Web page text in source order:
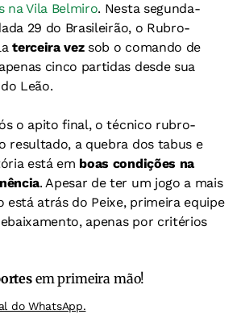
na Vila Belmiro. Nesta segunda-
29 do Brasileirão, o Rubro-
terceira vez sob o comando de
cinco partidas desde sua
Leão.
o apito final, o técnico rubro-
resultado, a quebra dos tabus e
está em boas condições na
. Apesar de ter um jogo a mais
está atrás do Peixe, primeira equipe
apenas por critérios
em primeira mão!
do WhatsApp.